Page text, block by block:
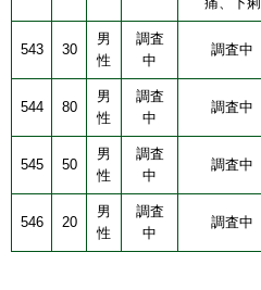
543 30
男
性
調査
中
調査中
544 80
男
性
調査
中
調査中
545 50
男
性
調査
中
調査中
546 20
男
性
調査
中
調査中